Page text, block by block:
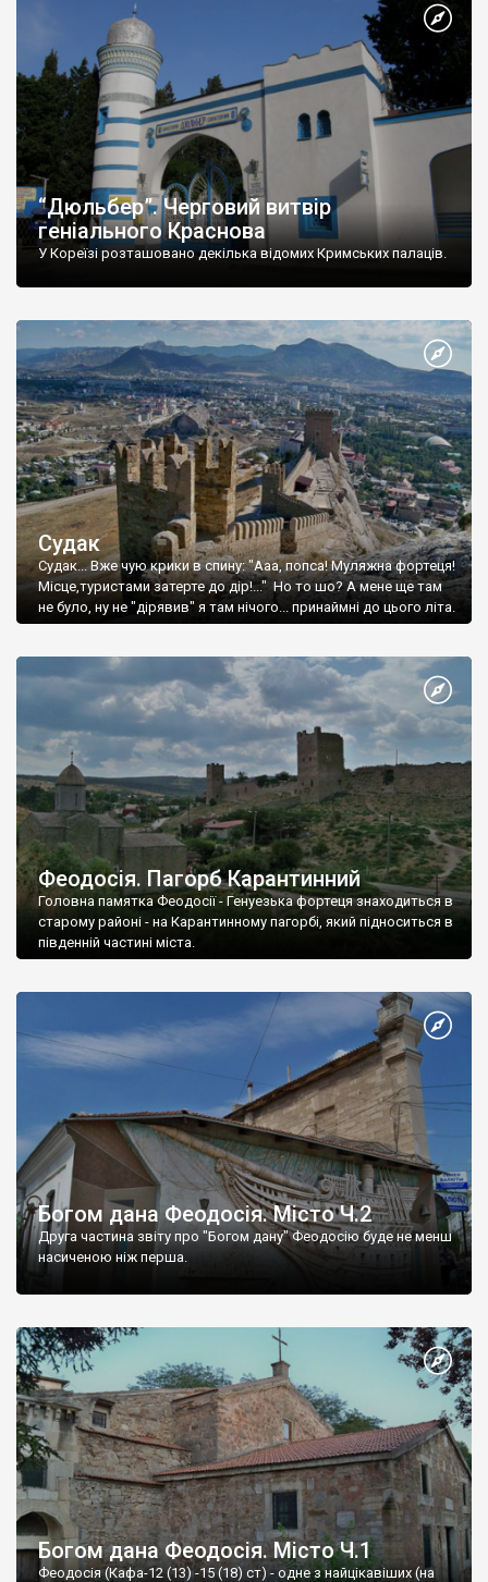
“Дюльбер”. Черговий витвір
геніального Краснова
У Кореїзі розташовано декілька відомих Кримських палаців.
Судак
Судак... Вже чую крики в спину: "Ааа, попса! Муляжна фортеця!
Місце,туристами затерте до дір!..." Но то шо? А мене ще там
не було, ну не "дірявив" я там нічого... принаймні до цього літа.
Феодосія. Пагорб Карантинний
Головна памятка Феодосії - Генуезька фортеця знаходиться в
старому районі - на Карантинному пагорбі, який підноситься в
південній частині міста.
Богом дана Феодосія. Місто Ч.2
Друга частина звіту про "Богом дану" Феодосію буде не менш
насиченою ніж перша.
Богом дана Феодосія. Місто Ч.1
Феодосія (Кафа-12 (13) -15 (18) ст) - одне з найцікавіших (на